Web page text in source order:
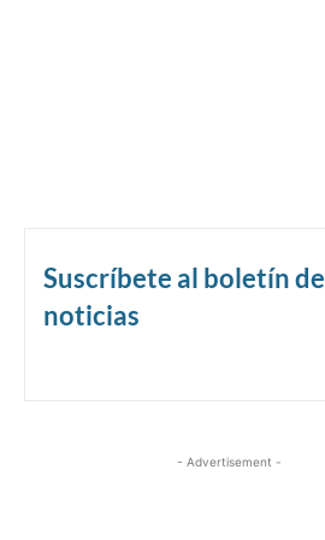
Suscríbete al boletín de
noticias
- Advertisement -